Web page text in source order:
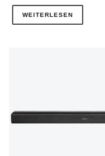
WEITERLESEN